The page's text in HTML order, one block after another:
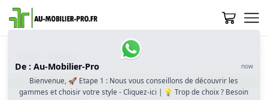
De : Au-Mobilier-Pro now
Bienvenue, 🚀 Etape 1 : Nous vous conseillons de découvrir les
gammes et choisir votre style - Cliquez-ici | 💡 Trop de choix ? Besoin